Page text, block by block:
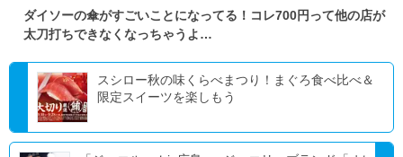
ダイソーの傘がすごいことになってる！コレ700円って他の店が
太刀打ちできなくなっちゃうよ…
スシロー秋の味くらべまつり！まぐろ食べ比べ＆
限定スイーツを楽しもう